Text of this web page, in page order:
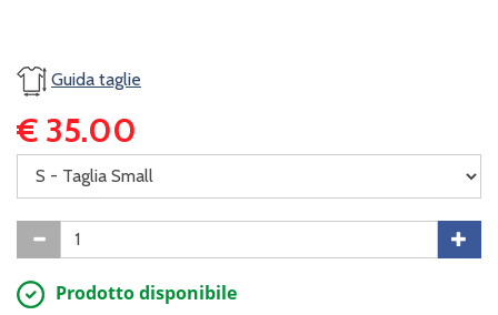
Guida taglie
€ 35.00
Prodotto disponibile